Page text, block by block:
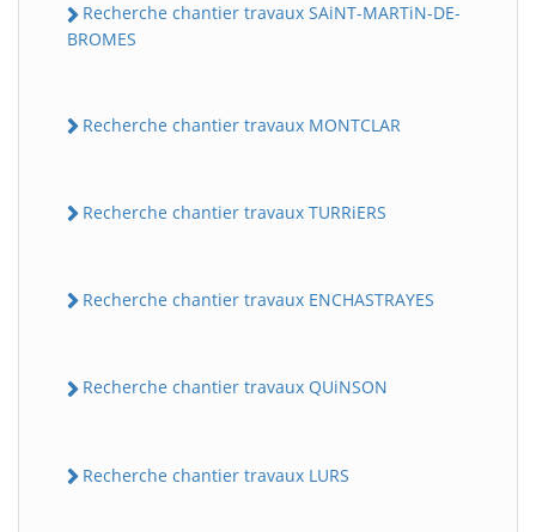
Recherche chantier travaux SAiNT-MARTiN-DE-
BROMES
Recherche chantier travaux MONTCLAR
Recherche chantier travaux TURRiERS
Recherche chantier travaux ENCHASTRAYES
Recherche chantier travaux QUiNSON
Recherche chantier travaux LURS